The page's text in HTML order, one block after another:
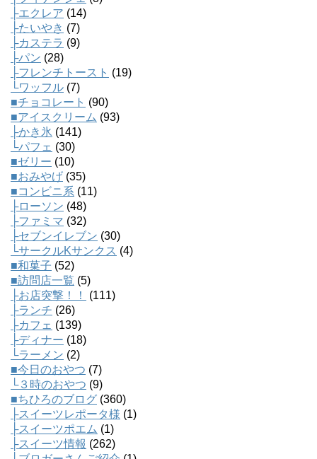
├エクレア (14)
├たいやき (7)
├カステラ (9)
├パン (28)
├フレンチトースト (19)
└ワッフル (7)
■チョコレート (90)
■アイスクリーム (93)
├かき氷 (141)
└パフェ (30)
■ゼリー (10)
■おみやげ (35)
■コンビニ系 (11)
├ローソン (48)
├ファミマ (32)
├セブンイレブン (30)
└サークルKサンクス (4)
■和菓子 (52)
■訪問店一覧 (5)
├お店突撃！！
(111)
├ランチ (26)
├カフェ (139)
├ディナー (18)
└ラーメン (2)
■今日のおやつ (7)
└３時のおやつ (9)
■ちひろのブログ (360)
├スイーツレポータ様 (1)
├スイーツポエム (1)
├スイーツ情報 (262)